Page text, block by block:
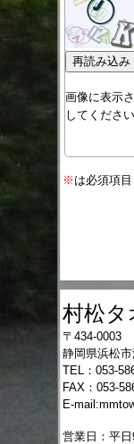
画像に表示
してください
※ は必須項目
村松タ
〒434-0003
静岡県浜松
TEL：053-
FAX：053-
E-
営業日：平